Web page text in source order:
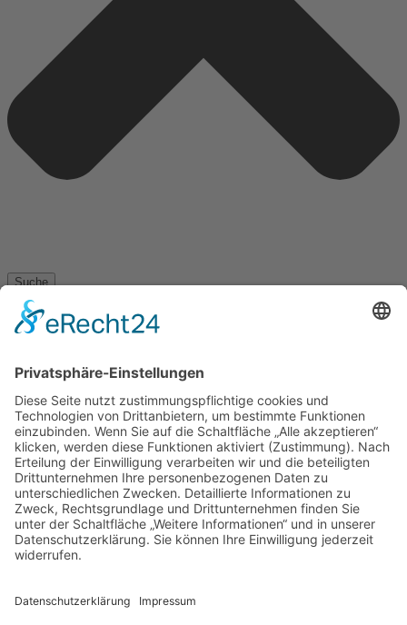
Suche
Feiertag
Kurzer Hinweis zur eingeschränkten
Verfügbarkeit:
Am Donnerstag nach dem ersten Sonntag
nach Pfingsten wird Fronleichnam gefeiert.
Fronleichnam ist ein Feiertag in
Bayernund auch in den Bundesländern
Saarland, Baden-Württemberg, Nordrhein-
Westfalen, Rheinland-Pfalz und Hessen
vom 21.01. Abends bis zum 04.02.